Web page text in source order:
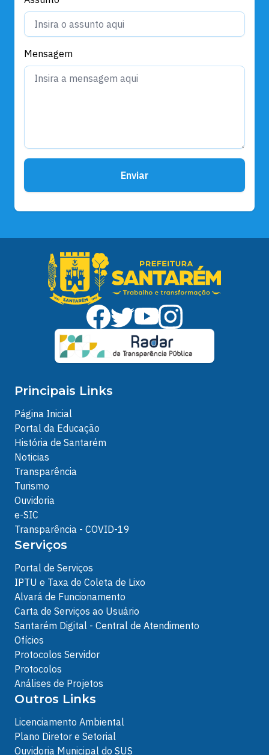
Mensagem
Enviar
Principais Links
Página Inicial
Portal da Educação
História de Santarém
Noticias
Transparência
Turismo
Ouvidoria
e-SIC
Transparência - COVID-19
Serviços
Portal de Serviços
IPTU e Taxa de Coleta de Lixo
Alvará de Funcionamento
Carta de Serviços ao Usuário
Santarém Digital - Central de Atendimento
Ofícios
Protocolos Servidor
Protocolos
Análises de Projetos
Outros Links
Licenciamento Ambiental
Plano Diretor e Setorial
Ouvidoria Municipal do SUS